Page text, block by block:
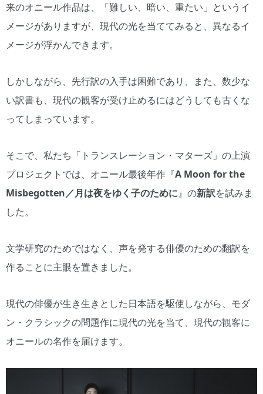
来のオニール作品は、「難しい、暗い、重たい」というイ
メージがありますが、現代の光を当ててみると、異なるイ
メージが浮かんできます。
しかしながら、先行訳の入手は困難であり、また、数少な
い訳書も、現代の観客が受け止めるにはどうしても古くな
ってしまっています。
そこで、私たち「トランスレーション・マターズ」の上演
プロジェクトでは、オニール最後年作『A Moon for the
Misbegotten／月は夜をゆく子のために』の新訳を試みま
した。
文学研究のためではなく、声を発する俳優のための翻訳を
作ることに主眼を置きました。
現代の俳優が生き生きとした日本語を駆使しながら、モダ
ン・クラシックの問題作に現代の光を当て、現代の観客に
オニールの名作を届けます。